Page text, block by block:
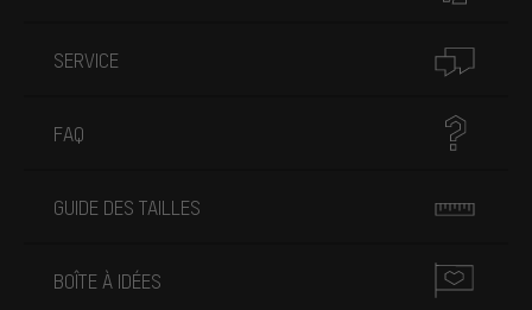
SERVICE
FAQ
GUIDE DES TAILLES
BOÎTE À IDÉES